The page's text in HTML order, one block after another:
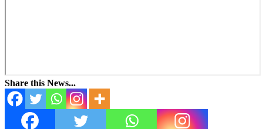
Share this News...